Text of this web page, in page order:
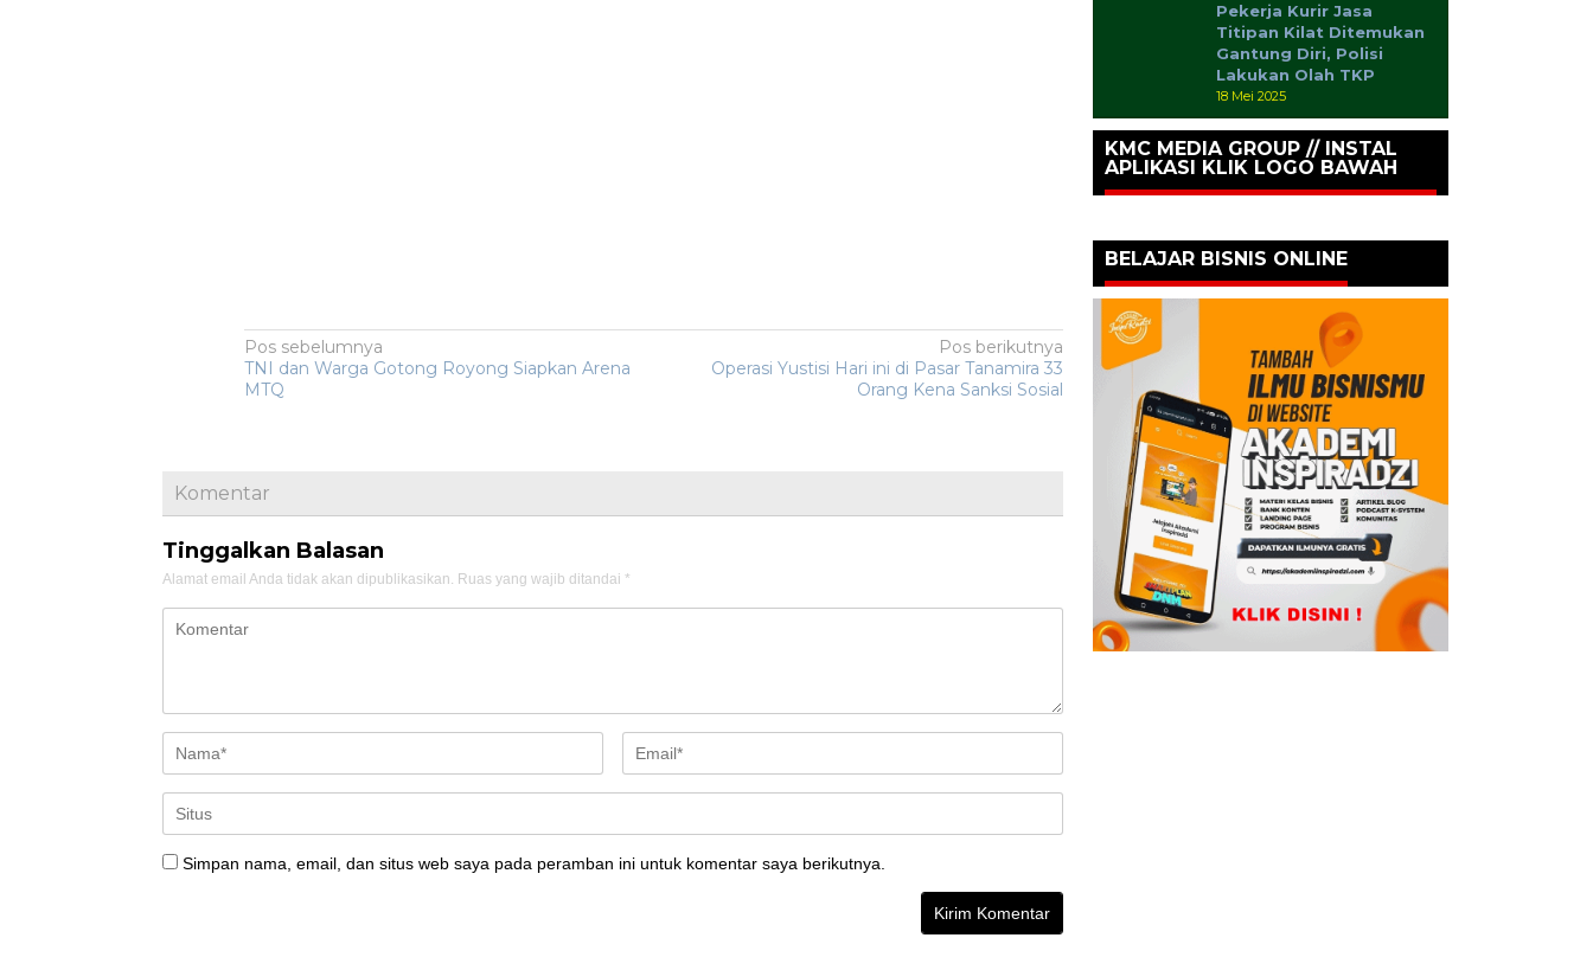
Navigasi
pos
Pos sebelumnya
TNI dan Warga Gotong Royong Siapkan Arena
MTQ
Pos berikutnya
Operasi Yustisi Hari ini di Pasar Tanamira 33
Orang Kena Sanksi Sosial
Komentar
Tinggalkan Balasan
Alamat email Anda tidak akan dipublikasikan. Ruas yang wajib ditandai *
Simpan nama, email, dan situs web saya pada peramban ini untuk komentar saya berikutnya.
Pekerja Kurir Jasa
Titipan Kilat Ditemukan
Gantung Diri, Polisi
Lakukan Olah TKP
18 Mei 2025
KMC MEDIA GROUP // INSTAL
APLIKASI KLIK LOGO BAWAH
BELAJAR BISNIS ONLINE